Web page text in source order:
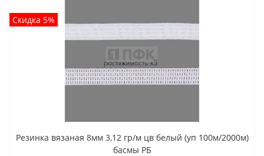
Скидка 5%
Резинка вязаная 8мм 3,12 гр/м цв белый (уп 100м/2000м)
басмы РБ